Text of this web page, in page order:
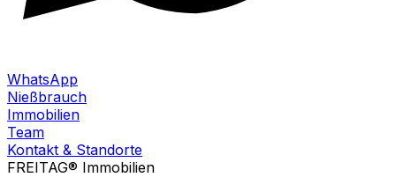
WhatsApp
Nießbrauch
Immobilien
Team
Kontakt & Standorte
FREITAG® Immobilien